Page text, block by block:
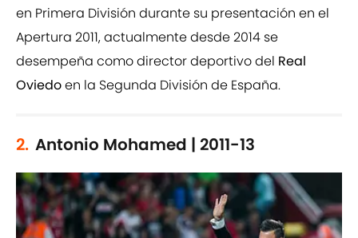
en Primera División durante su presentación en el
Apertura 2011, actualmente desde 2014 se
desempeña como director deportivo del Real
Oviedoen la Segunda División de España.
2. Antonio Mohamed | 2011-13